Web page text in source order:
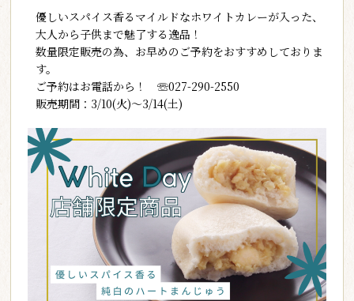
優しいスパイス香るマイルドなホワイトカレーが入った、
大人から子供まで魅了する逸品！
数量限定販売の為、お早めのご予約をおすすめしておりま
す。
ご予約はお電話から！ ☏027-290-2550
販売期間：3/10(火)～3/14(土)